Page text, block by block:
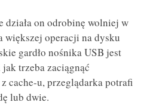
działa on odrobinę wolniej w
większej operacji na dysku
gardło nośnika USB jest
trzeba zaciągnąć
cache-u, przeglądarka potrafi
lub dwie.